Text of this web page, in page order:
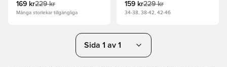
169 kr229 kr
Många storlekar tillgängliga
159 kr229 kr
34-38, 38-42, 42-46
Sida 1 av 1